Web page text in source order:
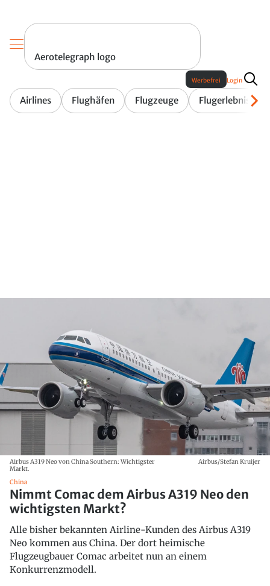
Aerotelegraph logo
Airlines Flughäfen Flugzeuge Flugerlebnis
Werbefrei Login
Airbus A319 Neo von China Southern: Wichtigster
Markt.
Airbus/Stefan Kruijer
China
Nimmt Comac dem Airbus A319 Neo den
wichtigsten Markt?
Alle bisher bekannten Airline-Kunden des Airbus A319
Neo kommen aus China. Der dort heimische
Flugzeugbauer Comac arbeitet nun an einem
Konkurrenzmodell.